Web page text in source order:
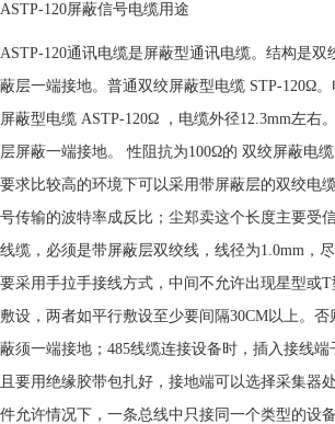
ASTP-120屏蔽信号电缆用途
ASTP-120通讯电缆是屏蔽型通讯电缆。结构是
蔽层一端接地。普通双绞屏蔽型电缆 STP-120Ω
屏蔽型电缆 ASTP-120Ω ，电缆外径12.3mm左
层屏蔽一端接地。 性阻抗为100Ω的 双绞屏蔽电
要求比较高的环境下可以采用带屏蔽层的双绞电
号传输的波特率成反比；尘郑卖这个长度主要受
线缆，必须是带屏蔽层双绞线，线径为1.0mm，
要采用手拉手接线方式，中间不允许出现星型或
敷设，两者如平行敷设至少要间隔30CM以上。
蔽须一端接地；485线缆连接设备时，插入接线
且要用绝缘胶带包扎好，接地端可以选择采集器
件允许情况下，一条总线中只接同一个类型的设